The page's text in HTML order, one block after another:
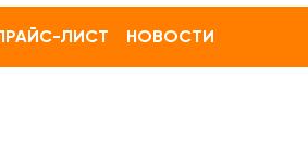
ЛИСТ НОВОСТИ